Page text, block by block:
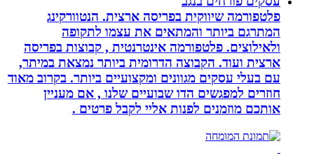
פלטפורמה שיווקית בפריסה ארצית. הנטוורקינג
המתרגם ביותר והמתאים את עצמו לתקופה
ולאילוצים. פלטפורמה אינטרנטית , קבוצות בפריסה
ארצית ועוד. הקבוצה הדרומית ביותר נמצאת במיתר,
עם בעלי עסקים מגוונים ומקצועיים ביותר. בקרוב מאוד
חוזרים למפגשים הדו שבועיים שלנו , אם מעניין
אותכם מוזמנים לפנות אליי לקבל פרטים .